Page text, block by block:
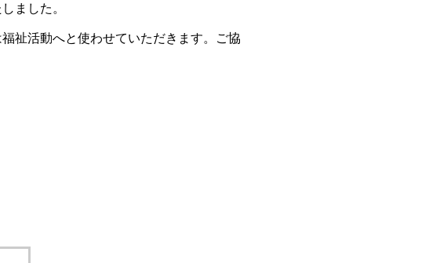
ました。
祉活動へと使わせていただきます。ご協